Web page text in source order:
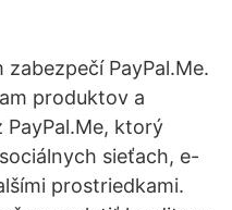
PayPal.Me.
produktov a
ktorý
sieťach, e-
prostriedkami.